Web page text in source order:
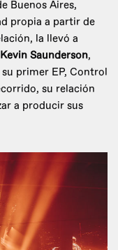
Buenos Aires,
propia a partir de
la llevó a
Kevin Saunderson,
primer EP, Control
su relación
a producir sus